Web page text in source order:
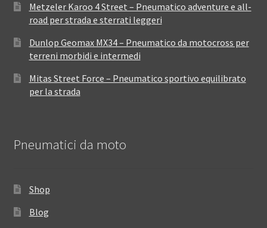
Metzeler Karoo 4 Street – Pneumatico adventure e all-
road per strada e sterrati leggeri
Dunlop Geomax MX34 – Pneumatico da motocross per
terreni morbidi e intermedi
Mitas Street Force – Pneumatico sportivo equilibrato
per la strada
Pneumatici da moto
Shop
Blog